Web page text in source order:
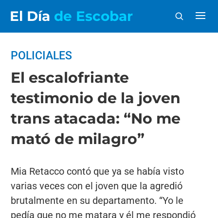
El Día de Escobar
POLICIALES
El escalofriante
testimonio de la joven
trans atacada: “No me
mató de milagro”
Mia Retacco contó que ya se había visto
varias veces con el joven que la agredió
brutalmente en su departamento. “Yo le
pedía que no me matara y él me respondió